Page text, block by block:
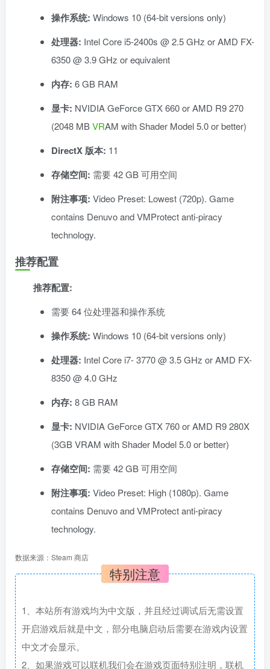
操作系统: Windows 10 (64-bit versions only)
处理器: Intel Core i5-2400s @ 2.5 GHz or AMD FX-
6350 @ 3.9 GHz or equivalent
内存: 6 GB RAM
显卡: NVIDIA GeForce GTX 660 or AMD R9 270
(2048 MBVRAM with Shader Model 5.0 or better)
DirectX 版本: 11
存储空间: 需要 42 GB 可用空间
附注事项: Video Preset: Lowest (720p). Game
contains Denuvo and VMProtect anti-piracy
technology.
推荐配置
推荐配置:
需要 64 位处理器和操作系统
操作系统: Windows 10 (64-bit versions only)
处理器: Intel Core i7- 3770 @ 3.5 GHz or AMD FX-
8350 @ 4.0 GHz
内存: 8 GB RAM
显卡: NVIDIA GeForce GTX 760 or AMD R9 280X
(3GB VRAM with Shader Model 5.0 or better)
存储空间: 需要 42 GB 可用空间
附注事项: Video Preset: High (1080p). Game
contains Denuvo and VMProtect anti-piracy
technology.
数据来源：Steam 商店
特别注意
1、本站所有游戏均为中文版，并且经过调试后无需设置
开启游戏后就是中文，部分电脑启动后需要在游戏内设置
中文才会显示。
2、如果游戏可以联机我们会在游戏页面特别注明，联机